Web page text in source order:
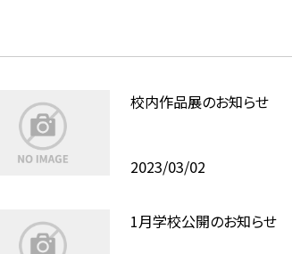
校内作品展のお知らせ
2023/03/02
1月学校公開のお知らせ